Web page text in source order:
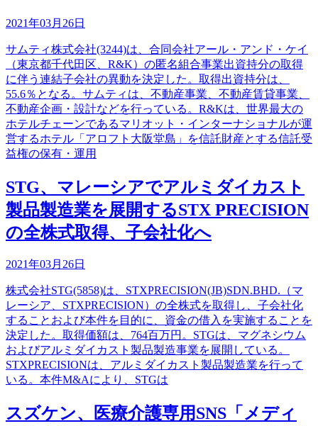
2021年03月26日
サムティ株式会社(3244)は、合同会社アール・アンド・ケイ
（東京都千代田区、R&K）の匿名組合事業出資持分の取得
に伴う連結子会社の異動を決定した。取得出資持分は、
55.6％となる。サムティは、不動産事業、不動産賃貸事業、
不動産企画・設計などを行っている。R&Kは、世界最大の
ホテルチェーンであるマリオット・インターナショナルが運
営するホテル「アロフト大阪堂島」を信託財産とする信託受
益権の保有・運用
STG、マレーシアでアルミダイカスト
製品製造業を展開するSTX PRECISION
の全株式取得、子会社化へ
2021年03月26日
株式会社STG(5858)は、STXPRECISION(JB)SDN.BHD.（マ
レーシア、STXPRECISION）の全株式を取得し、子会社化
することおよび本件を目的に、資金の借入を実施することを
決定した。取得価額は、764百万円。STGは、マグネシウム
およびアルミダイカスト製品製造事業を展開している。
STXPRECISIONは、アルミダイカスト製品製造業を行って
いる。本件M&Aにより、STGは
スズケン、医療介護専用SNS「メディ